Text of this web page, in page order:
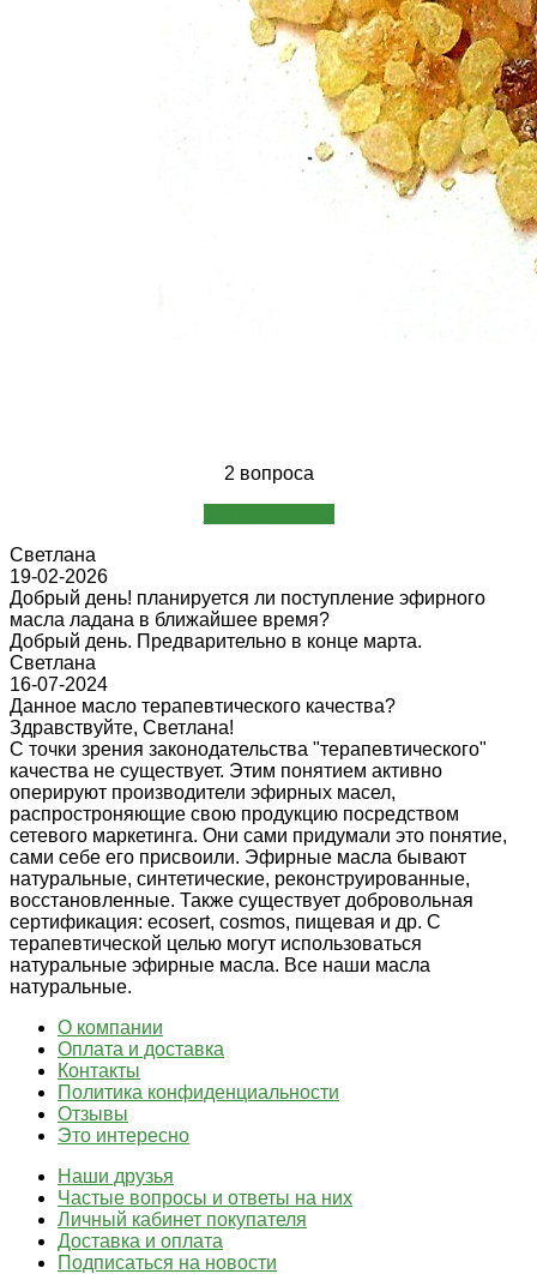
2 вопроса
Светлана
19-02-2026
Добрый день! планируется ли поступление эфирного
масла ладана в ближайшее время?
Добрый день. Предварительно в конце марта.
Cветлана
16-07-2024
Данное масло терапевтического качества?
Здравствуйте, Светлана!
С точки зрения законодательства "терапевтического"
качества не существует. Этим понятием активно
оперируют производители эфирных масел,
распростроняющие свою продукцию посредством
сетевого маркетинга. Они сами придумали это понятие,
сами себе его присвоили. Эфирные масла бывают
натуральные, синтетические, реконструированные,
восстановленные. Также существует добровольная
сертификация: ecosert, cosmos, пищевая и др. С
терапевтической целью могут использоваться
натуральные эфирные масла. Все наши масла
натуральные.
О компании
Оплата и доставка
Контакты
Политика конфиденциальности
Отзывы
Это интересно
Наши друзья
Частые вопросы и ответы на них
Личный кабинет покупателя
Доставка и оплата
Подписаться на новости